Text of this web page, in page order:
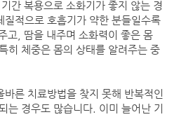
간 복용으로 소화기가 좋지 않는 경
적으로 호흡기가 약한 분들일수록
고, 땀을 내주며 소화력이 좋은 몸
히 체중은 몸의 상태를 알려주는 중
른 치료방법을 찾지 못해 반복적인
는 경우도 많습니다. 이미 늘어난 기